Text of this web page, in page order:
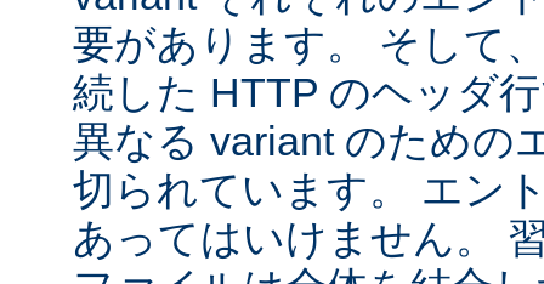
要があります。 そして
続した HTTP のヘッダ
異なる variant のための
切られています。 エン
あってはいけません。